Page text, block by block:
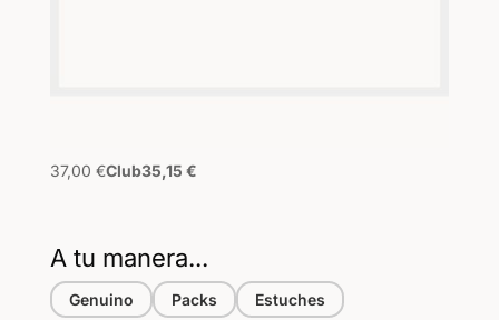
37,00 €Club35,15 €
A tu manera...
Genuino Packs Estuches